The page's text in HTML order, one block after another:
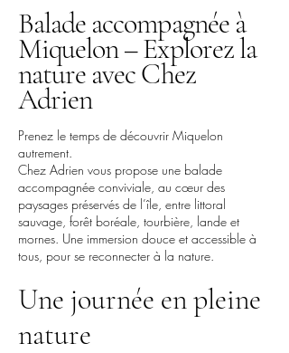
Balade accompagnée à
Miquelon – Explorez la
nature avec Chez
Adrien
Prenez le temps de découvrir Miquelon
autrement.
Chez Adrien vous propose une balade
accompagnée conviviale, au cœur des
paysages préservés de l’île, entre littoral
sauvage, forêt boréale, tourbière, lande et
mornes. Une immersion douce et accessible à
tous, pour se reconnecter à la nature.
Une journée en pleine
nature